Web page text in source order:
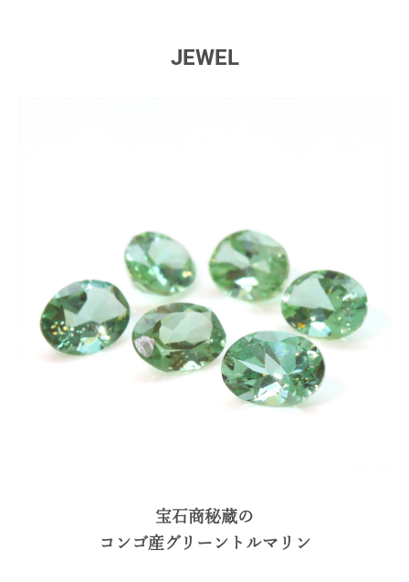
JEWEL
宝石商秘蔵の
コンゴ産グリーントルマリン